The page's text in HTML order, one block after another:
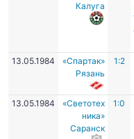
Калуга
13.05.1984
«Спартак»
Рязань
1:2
13.05.1984
«Светотех
ника»
Саранск
1:0